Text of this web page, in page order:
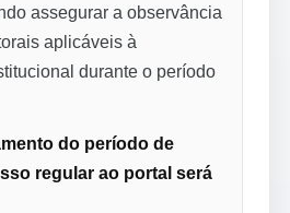
assegurar a observância
aplicáveis à
durante o período
do período de
regular ao portal será